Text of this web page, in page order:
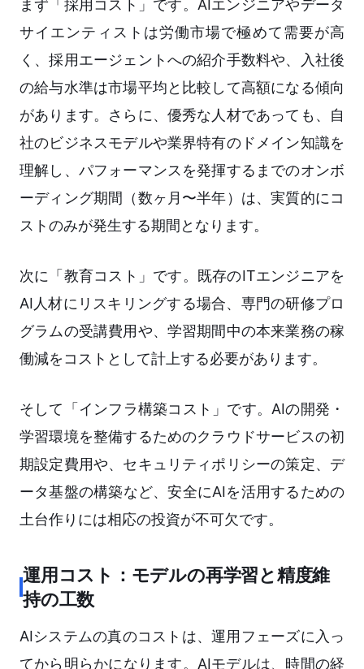
まず「採用コスト」です。AIエンジニアやデータ
サイエンティストは労働市場で極めて需要が高
く、採用エージェントへの紹介手数料や、入社後
の給与水準は市場平均と比較して高額になる傾向
があります。さらに、優秀な人材であっても、自
社のビジネスモデルや業界特有のドメイン知識を
理解し、パフォーマンスを発揮するまでのオンボ
ーディング期間（数ヶ月〜半年）は、実質的にコ
ストのみが発生する期間となります。
次に「教育コスト」です。既存のITエンジニアを
AI人材にリスキリングする場合、専門の研修プロ
グラムの受講費用や、学習期間中の本来業務の稼
働減をコストとして計上する必要があります。
そして「インフラ構築コスト」です。AIの開発・
学習環境を整備するためのクラウドサービスの初
期設定費用や、セキュリティポリシーの策定、デ
ータ基盤の構築など、安全にAIを活用するための
土台作りには相応の投資が不可欠です。
運用コスト：モデルの再学習と精度維
持の工数
AIシステムの真のコストは、運用フェーズに入っ
てから明らかになります。AIモデルは、時間の経